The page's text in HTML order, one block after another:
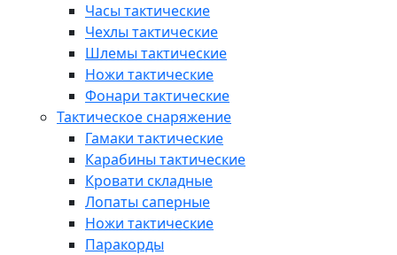
Часы тактические
Чехлы тактические
Шлемы тактические
Ножи тактические
Фонари тактические
Тактическое снаряжение
Гамаки тактические
Карабины тактические
Кровати складные
Лопаты саперные
Ножи тактические
Паракорды